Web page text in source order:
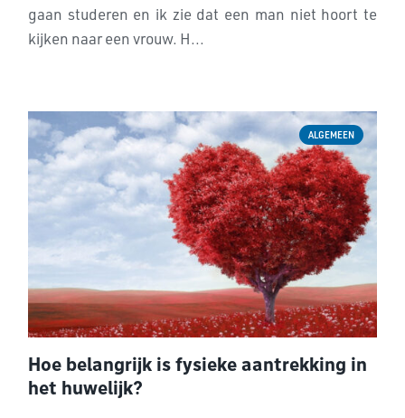
gaan studeren en ik zie dat een man niet hoort te
kijken naar een vrouw. H...
ALGEMEEN
Hoe belangrijk is fysieke aantrekking in
het huwelijk?